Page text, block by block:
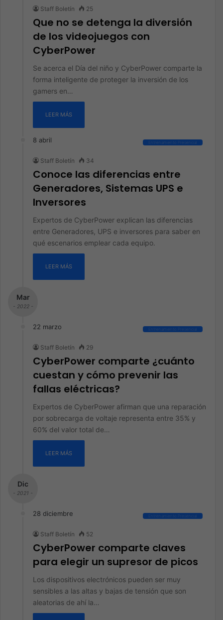
Staff Boletín 25
Que no se detenga la diversión
de los videojuegos con
CyberPower
Se acerca el Día del niño y CyberPower comparte la
forma inteligente de proteger la inversión de los
gamers en…
LEER MÁS
8 abril Entrenamiento Presencial
Staff Boletín 34
Conoce las diferencias entre
Generadores, Sistemas UPS e
Inversores
Expertos de CyberPower explican las diferencias
entre Generadores, UPS e inversores para saber en
qué escenarios emplear cada equipo.
LEER MÁS
Mar
- 2022 -
22 marzo Entrenamiento Presencial
Staff Boletín 29
CyberPower comparte ¿cuánto
cuestan y cómo prevenir las
fallas eléctricas?
Expertos de CyberPower afirman que una reparación
por sobrecarga de voltaje representa entre 35% y
60% del valor total de…
LEER MÁS
Dic
- 2021 -
28 diciembre Entrenamiento Presencial
Staff Boletín 52
CyberPower comparte claves
para elegir un supresor de picos
Los dispositivos electrónicos pueden ser muy
sensibles a las altas y bajas de tensión que son
aleatorias de ahí la…